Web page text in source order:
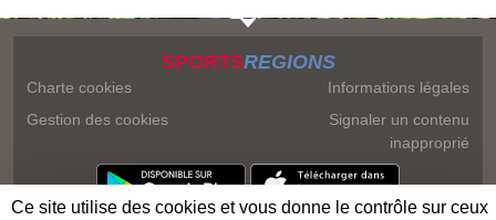
SPORTSREGIONS
Charte cookies
Gestion des cookies
Informations légales
Signaler un contenu
inapproprié
Ce site utilise des cookies et vous donne le contrôle sur ceux